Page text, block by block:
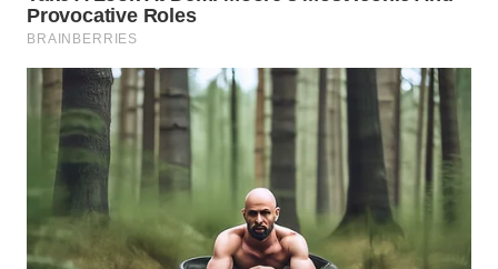
NEWS
WAHANA
TANI
WAHANA
ADVOKAT
WAHANA
INFRASTRUKTUR